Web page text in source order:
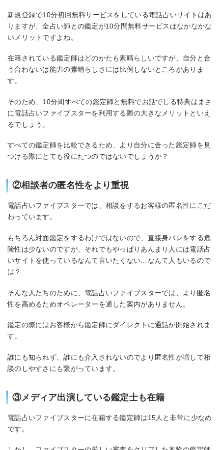
新規登録で10分初回無料サービスをしている電話占いサイトはあ
りますが、全占い師との鑑定が10分間無料サービスはなかなかな
いメリットですよね。
在籍されている鑑定師はどのかたも素晴らしいですが、自分と合
う合わないは能力の素晴らしさには比例しないところがありま
す。
そのため、10分間すべての鑑定師と無料でお話でしる特典はまさ
に電話占いファイブスターを利用する際の大きなメリットといえ
るでしょう。
すべての鑑定師を比較できるため、より自分に合った鑑定師を見
つける際にとても役にたつのではないでしょうか？
②相談者の匿名性をより重視
電話占いファイブスターでは、相談をするお客様の匿名性にこだ
わっています。
もちろん対面鑑定をするわけではないので、直接身バレをする危
険性は少ないのですが、それでもやっぱりあんまり人には電話占
いサイトを使っているなんて言いたくない…なんて人もいるので
は？
そんな人たちのために、電話占いファイブスターでは、より匿名
性を高めるためオペレーターを通した案内がありません。
鑑定の際にはお客様から鑑定師にダイレクトに通話が開始されま
す。
誰にも知られず、誰にも介入されないのでより匿名性が増して相
談のしやすさにも繋がっています。
③メディア出演している鑑定士も在籍
電話占いファイブスターに在籍する鑑定師は15人と非常に少なめ
です。